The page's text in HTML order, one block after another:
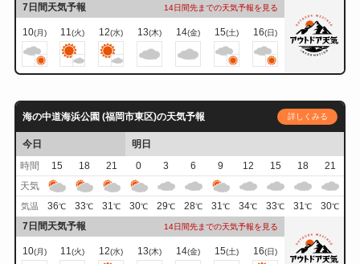
7日間天気予報 14日間先までの天気予報を見る
10(月) 11(火) 12(水) 13(木) 14(金) 15(土) 16(日)
海の中道海浜公園 (福岡市東区)の天気予報 詳しくみる
今日
明日
時間
15 18 21 0 3 6 9 12 15 18
21
天気
気温 36℃ 33℃ 31℃ 30℃ 29℃ 28℃ 31℃ 34℃ 33℃ 31℃ 30℃
7日間天気予報 14日間先までの天気予報を見る
10(月) 11(火) 12(水) 13(木) 14(金) 15(土) 16(日)